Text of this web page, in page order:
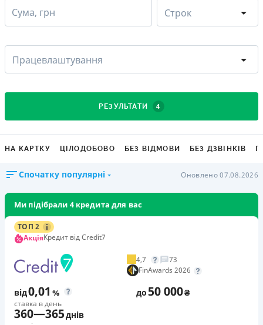
Сума, грн Строк
Працевлаштування
РЕЗУЛЬТАТИ 4
НА КАРТКУ ЦІЛОДОБОВО БЕЗ ВІДМОВИ БЕЗ ДЗВІНКІВ
Спочатку популярні Оновлено 07.08.2026
Ми підібрали 4 кредита для вас
ТОП 2
АкціяКредит від Credit7
4,7
73
FinAwards 2026
від0,01 %
ставка в день
до50 000₴
360—365днів